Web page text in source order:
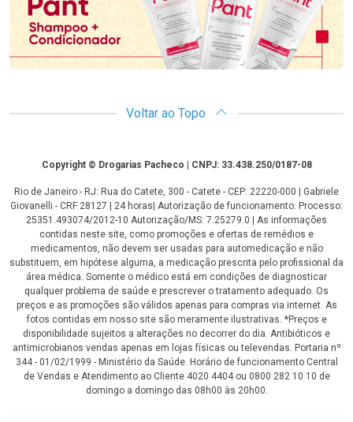
Voltar ao Topo
CopyrightCopyright © Drogarias Pacheco | CNPJ: 33.438.250/0187-08
Rio de Janeiro - RJ: Rua do Catete, 300 - Catete - CEP: 22220-000 | Gabriele
Giovanelli - CRF 28127 | 24 horas| Autorização de funcionamento: Processo:
25351.493074/2012-10 Autorização/MS: 7.25279.0 | As informações
contidas neste site, como promoções e ofertas de remédios e
medicamentos, não devem ser usadas para automedicação e não
substituem, em hipótese alguma, a medicação prescrita pelo profissional da
área médica. Somente o médico está em condições de diagnosticar
qualquer problema de saúde e prescrever o tratamento adequado. Os
preços e as promoções são válidos apenas para compras via internet. As
fotos contidas em nosso site são meramente ilustrativas. *Preços e
disponibilidade sujeitos a alterações no decorrer do dia. Antibióticos e
antimicrobianos vendas apenas em lojas físicas ou televendas. Portaria nº
344 - 01/02/1999 - Ministério da Saúde. Horário de funcionamento Central
de Vendas e Atendimento ao Cliente 4020 4404 ou 0800 282 10 10 de
domingo a domingo das 08h00 às 20h00.